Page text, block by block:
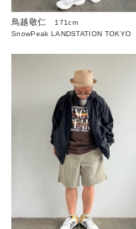
鳥越敬仁
171cm
SnowPeak LANDSTATION TOKYO